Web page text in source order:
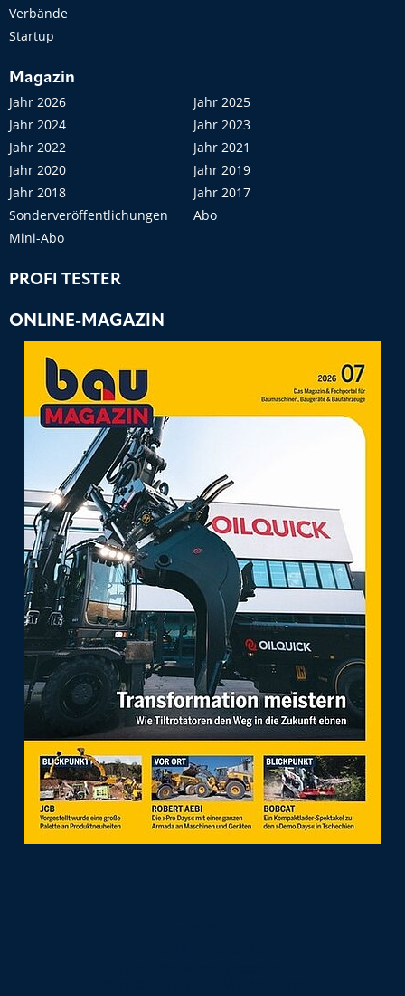
Verbände
Startup
Magazin
Jahr 2026
Jahr 2025
Jahr 2024
Jahr 2023
Jahr 2022
Jahr 2021
Jahr 2020
Jahr 2019
Jahr 2018
Jahr 2017
Sonderveröffentlichungen
Abo
Mini-Abo
PROFI TESTER
ONLINE-MAGAZIN